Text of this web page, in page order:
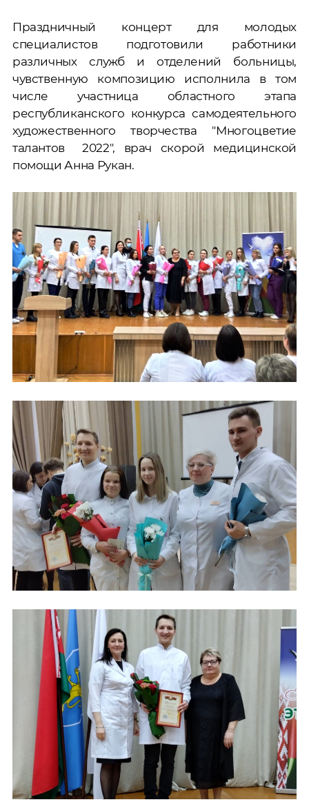
Праздничный концерт для молодых
специалистов подготовили работники
различных служб и отделений больницы,
чувственную композицию исполнила в том
числе участница областного этапа
республиканского конкурса самодеятельного
художественного творчества "Многоцветие
талантов 2022", врач скорой медицинской
помощи Анна Рукан.